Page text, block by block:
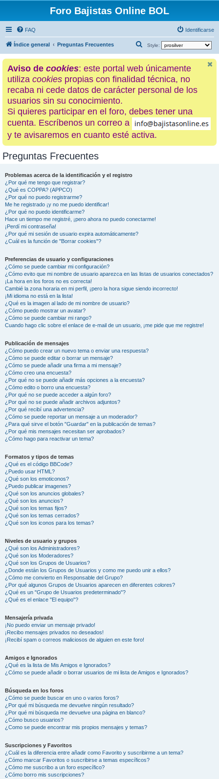
Foro Bajistas Online BOL
FAQ Identificarse
Índice general Preguntas Frecuentes Style:
u
c
a
Aviso de cookies: este portal web únicamente
utiliza cookies propias con finalidad técnica, no
recaba ni cede datos de carácter personal de los
usuarios sin su conocimiento.
Si quieres participar en el foro, debes tener una
cuenta. Escríbenos un correo a
y te avisaremos en cuanto esté activa.
Preguntas Frecuentes
Problemas acerca de la identificación y el registro
¿Por qué me tengo que registrar?
¿Qué es COPPA? (APPCO)
¿Por qué no puedo registrarme?
Me he registrado ¡y no me puedo identificar!
¿Por qué no puedo identificarme?
Hace un tiempo me registré, ¡pero ahora no puedo conectarme!
¡Perdí mi contraseña!
¿Por qué mi sesión de usuario expira automáticamente?
¿Cuál es la función de "Borrar cookies"?
Preferencias de usuario y configuraciones
¿Cómo se puede cambiar mi configuración?
¿Cómo evito que mi nombre de usuario aparezca en las listas de usuarios conectados?
¡La hora en los foros no es correcta!
Cambié la zona horaria en mi perfil, ¡pero la hora sigue siendo incorrecto!
¡Mi idioma no está en la lista!
¿Qué es la imagen al lado de mi nombre de usuario?
¿Cómo puedo mostrar un avatar?
¿Cómo se puede cambiar mi rango?
Cuando hago clic sobre el enlace de e-mail de un usuario, ¡me pide que me registre!
Publicación de mensajes
¿Cómo puedo crear un nuevo tema o enviar una respuesta?
¿Cómo se puede editar o borrar un mensaje?
¿Cómo se puede añadir una firma a mi mensaje?
¿Cómo creo una encuesta?
¿Por qué no se puede añadir más opciones a la encuesta?
¿Cómo edito o borro una encuesta?
¿Por qué no se puede acceder a algún foro?
¿Por qué no se puede añadir archivos adjuntos?
¿Por qué recibí una advertencia?
¿Cómo se puede reportar un mensaje a un moderador?
¿Para qué sirve el botón "Guardar" en la publicación de temas?
¿Por qué mis mensajes necesitan ser aprobados?
¿Cómo hago para reactivar un tema?
Formatos y tipos de temas
¿Qué es el código BBCode?
¿Puedo usar HTML?
¿Qué son los emoticonos?
¿Puedo publicar imagenes?
¿Qué son los anuncios globales?
¿Qué son los anuncios?
¿Qué son los temas fijos?
¿Qué son los temas cerrados?
¿Qué son los iconos para los temas?
Niveles de usuario y grupos
¿Qué son los Administradores?
¿Qué son los Moderadores?
¿Qué son los Grupos de Usuarios?
¿Donde están los Grupos de Usuarios y como me puedo unir a ellos?
¿Cómo me convierto en Responsable del Grupo?
¿Por qué algunos Grupos de Usuarios aparecen en diferentes colores?
¿Qué es un "Grupo de Usuarios predeterminado"?
¿Qué es el enlace "El equipo"?
Mensajería privada
¡No puedo enviar un mensaje privado!
¡Recibo mensajes privados no deseados!
¡Recibí spam o correos maliciosos de alguien en este foro!
Amigos e Ignorados
¿Qué es la lista de Mis Amigos e Ignorados?
¿Cómo se puede añadir o borrar usuarios de mi lista de Amigos e Ignorados?
Búsqueda en los foros
¿Cómo se puede buscar en uno o varios foros?
¿Por qué mi búsqueda me devuelve ningún resultado?
¿Por qué mi búsqueda me devuelve una página en blanco?
¿Cómo busco usuarios?
¿Como se puede encontrar mis propios mensajes y temas?
Suscripciones y Favoritos
¿Cuál es la diferencia entre añadir como Favorito y suscribirme a un tema?
¿Cómo marcar Favoritos o suscribirse a temas específicos?
¿Cómo me suscribo a un foro específico?
¿Cómo borro mis suscripciones?